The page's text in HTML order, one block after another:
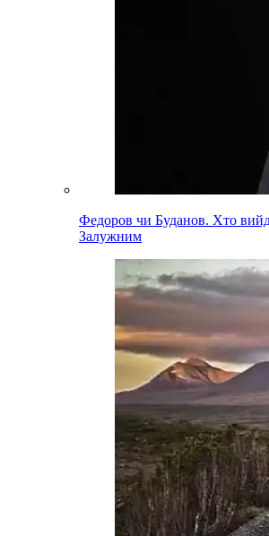
Федоров чи Буданов. Хто
Залужним